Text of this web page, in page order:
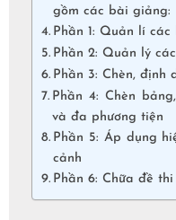
gồm các bài giảng:
Phần 1: Quản lí
Phần 2: Quản lý
Phần 3: Chèn, định
Phần 4: Chèn
và đa phương tiện
Phần 5: Áp dụng
cảnh
Phần 6: Chữa đề thi